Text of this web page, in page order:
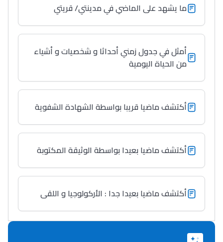
Lycée Maroc
التعليم الثانوي الإعدادي
+ de 78 Sujets
Interviews/Vidéos
ما يشهد على الماضي في مدينتي/ قريتي
أمثل في جدول زمني أحداثا و شخصيات و أشياء
من الحياة اليومية
أكتشف ماضيا قريبا بواسطة الشهادة الشفوية
أكتشف ماضيا بعيدا بواسطة الوثيقة المكتوبة
أكتشف ماضيا بعيدا جدا : الأركولوجيا و اللقى